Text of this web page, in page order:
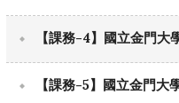
【課務-4】國立金門大
【課務-5】國立金門大